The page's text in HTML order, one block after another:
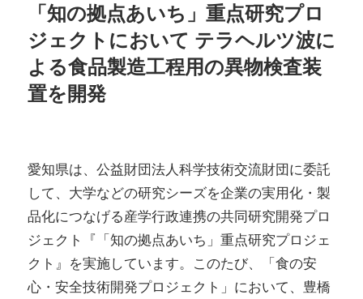
「知の拠点あいち」重点研究プロ
ジェクトにおいて テラヘルツ波に
よる食品製造工程用の異物検査装
置を開発
愛知県は、公益財団法人科学技術交流財団に委託
して、大学などの研究シーズを企業の実用化・製
品化につなげる産学行政連携の共同研究開発プロ
ジェクト『「知の拠点あいち」重点研究プロジェ
クト』を実施しています。このたび、「食の安
心・安全技術開発プロジェクト」において、豊橋